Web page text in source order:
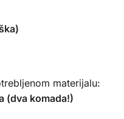
materijalu:
(dva komada!)